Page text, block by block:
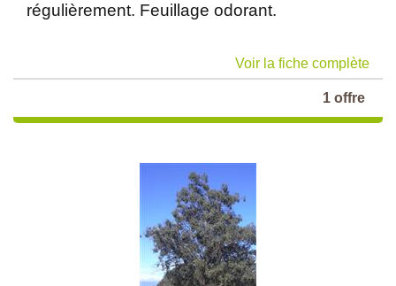
régulièrement. Feuillage odorant.
Voir la fiche complète
1 offre